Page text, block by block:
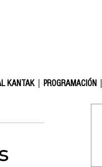
KANTAK PROGRAMACIÓN